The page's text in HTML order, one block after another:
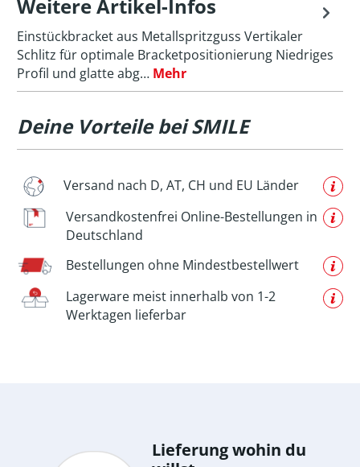
Weitere Artikel-Infos
Einstückbracket aus Metallspritzguss Vertikaler
Schlitz für optimale Bracketpositionierung Niedriges
Profil und glatte abg… Mehr
Deine Vorteile bei SMILE
Versand nach D, AT, CH und EU Länder
Versandkostenfrei Online-Bestellungen in
Deutschland
Bestellungen ohne Mindestbestellwert
Lagerware meist innerhalb von 1-2
Werktagen lieferbar
Lieferung wohin du